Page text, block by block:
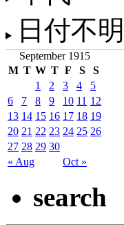
日付不明
September 1915
M T W T F S S
« Aug Oct »
1 2 3 4
5
6
7 8 9 10 11 12
13 14 15 16 17 18 19
20 21 22 23 24 25 26
27 28 29 30
search